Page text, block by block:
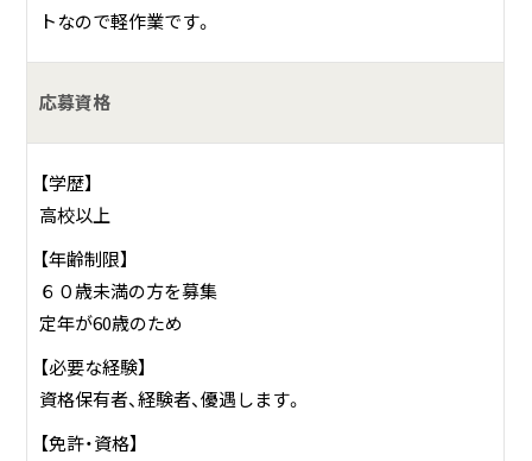
活環境を守るため汚水を処理し、きれいな水を取り戻すのが
浄化槽です。その浄化槽の、浄化槽管理者から委託を受けて、
水質汚濁防止のために浄化槽の保守・点検・修理を行ってい
トなので軽作業です。
応募資格
【学歴】
高校以上
【年齢制限】
６０歳未満の方を募集
定年が60歳のため
【必要な経験】
資格保有者、経験者、優遇します。
【免許・資格】